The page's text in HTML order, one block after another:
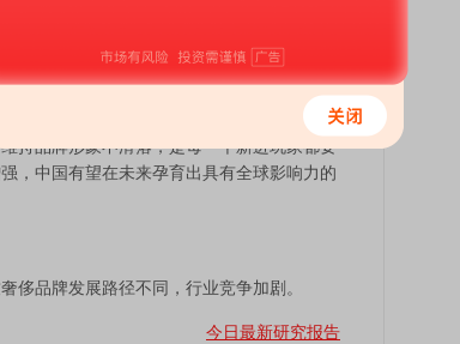
和传统文化认可度不断提升。以老铺黄金为
合，实现了品牌溢价与市场认可，上市后表
来行业发展重点关注四大方向：一是持续深
二是加快品牌建设和高端渠道渗透，提升品
客户管理；四是权衡可得性与稀缺性、独特
持品牌形象不滑落，是每一个新进玩家都要
，中国有望在未来孕育出具有全球影响力的
品牌发展路径不同，行业竞争加剧。
今日最新研究报告